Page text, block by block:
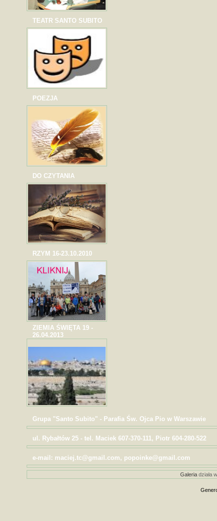
TEATR SANTO SUBITO
POEZJA
DO CZYTANIA
RZYM 16-23.10.2010
ZIEMIA ŚWIĘTA 19 -
26.04.2013
Grupa "Santo Subito" - Parafia Św. Ojca Pio w Warszawie
ul. Rybałtów 25 - tel. Maciek 607-370-111, Piotr 604-280-522
e-mail: maciej.tc@gmail.com, popoinke@gmail.com
Galeriadziała